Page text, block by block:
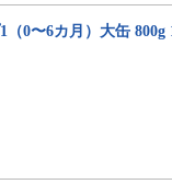
0〜6カ月）大缶 800g